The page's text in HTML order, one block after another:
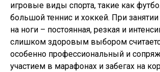
игровые виды спорта, такие как
большой теннис и хоккей. При
на ноги – постоянная, резкая и
слишком здоровым выбором
особенно профессиональный и
участием в марафонах и забегах на